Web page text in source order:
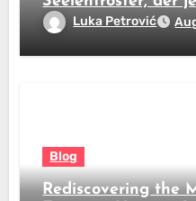
revolutioniert
Luka Petrović
Blog
Rediscovering the